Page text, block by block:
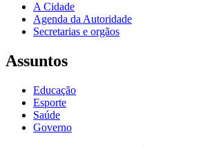
A Cidade
Agenda da Autoridade
Secretarias e orgãos
Assuntos
Educação
Esporte
Saúde
Governo